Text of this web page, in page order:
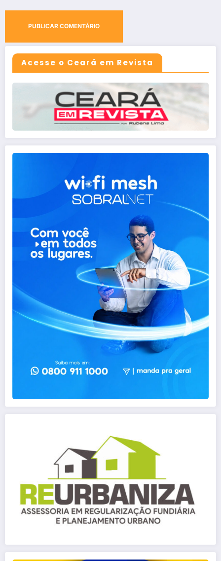
Acesse o Ceará em Revista